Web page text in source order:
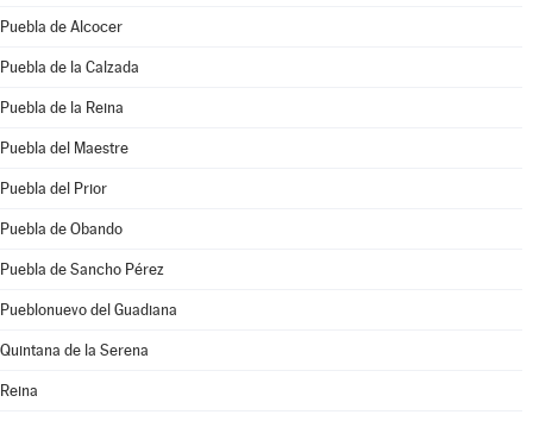
Puebla de Alcocer
Puebla de la Calzada
Puebla de la Reina
Puebla del Maestre
Puebla del Prior
Puebla de Obando
Puebla de Sancho Pérez
Pueblonuevo del Guadiana
Quintana de la Serena
Reina